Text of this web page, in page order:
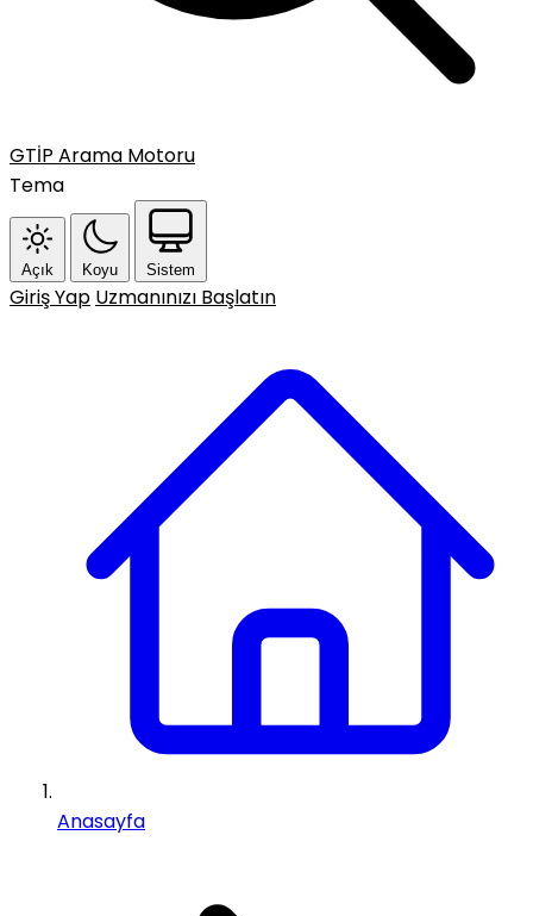
GTİP Arama Motoru
Tema
Açık Koyu Sistem
Giriş Yap Uzmanınızı Başlatın
Anasayfa